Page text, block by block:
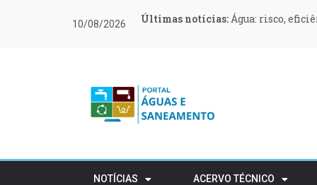
10/08/2026 Últimas notícias:Água: risco,
Últimas notícias:O Governo
Últimas notícias:O que muda no
Últimas notícias:Moeve e
apoiar 400 famílias
Últimas notícias:Novas regras
Últimas notícias:Retalho e
NOTÍCIAS ACERVO TÉCNICO